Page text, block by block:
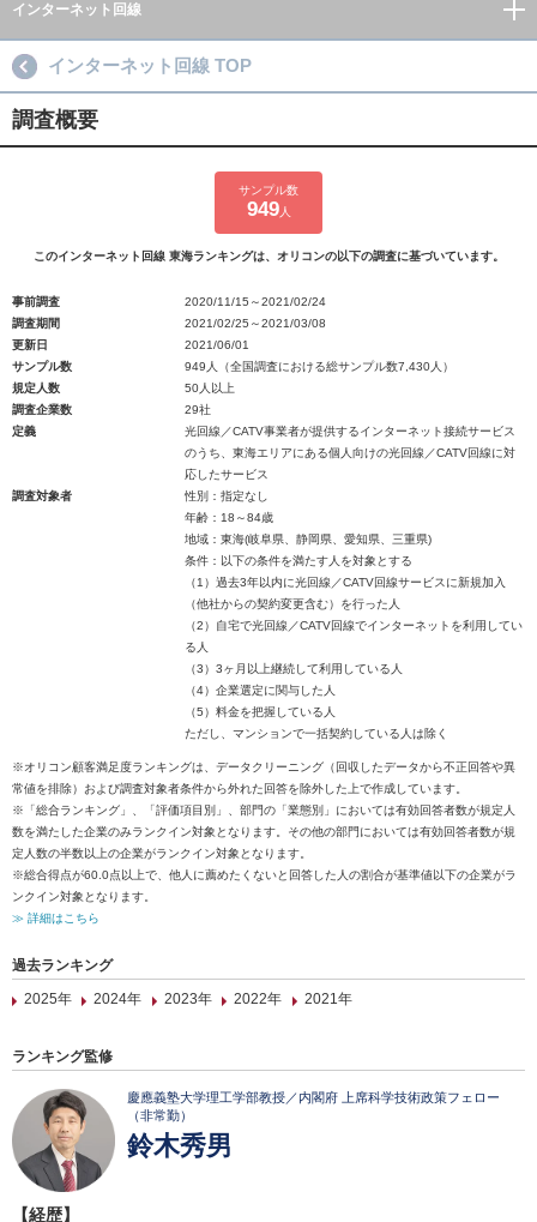
インターネット回線
インターネット回線 TOP
調査概要
サンプル数
949人
このインターネット回線 東海ランキングは、オリコンの以下の調査に基づいています。
事前調査
2020/11/15～2021/02/24
調査期間
2021/02/25～2021/03/08
更新日
2021/06/01
サンプル数
949人（全国調査における総サンプル数7,430人）
規定人数
50人以上
調査企業数
29社
定義
光回線／CATV事業者が提供するインターネット接続サービス
のうち、東海エリアにある個人向けの光回線／CATV回線に対
応したサービス
調査対象者
性別：指定なし
年齢：18～84歳
地域：東海(岐阜県、静岡県、愛知県、三重県)
条件：以下の条件を満たす人を対象とする
（1）過去3年以内に光回線／CATV回線サービスに新規加入
（他社からの契約変更含む）を行った人
（2）自宅で光回線／CATV回線でインターネットを利用してい
る人
（3）3ヶ月以上継続して利用している人
（4）企業選定に関与した人
（5）料金を把握している人
ただし、マンションで一括契約している人は除く
※オリコン顧客満足度ランキングは、データクリーニング（回収したデータから不正回答や異
常値を排除）および調査対象者条件から外れた回答を除外した上で作成しています。
※「総合ランキング」、「評価項目別」、部門の「業態別」においては有効回答者数が規定人
数を満たした企業のみランクイン対象となります。その他の部門においては有効回答者数が規
定人数の半数以上の企業がランクイン対象となります。
※総合得点が60.0点以上で、他人に薦めたくないと回答した人の割合が基準値以下の企業がラ
ンクイン対象となります。
≫ 詳細はこちら
過去ランキング
2025年
2024年 2023年 2022年 2021年
ランキング監修
慶應義塾大学理工学部教授／内閣府 上席科学技術政策フェロー
（非常勤）
鈴木秀男
【経歴】